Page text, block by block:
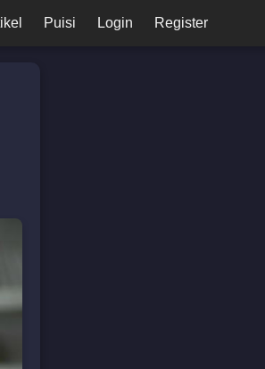
Puisi Login Register